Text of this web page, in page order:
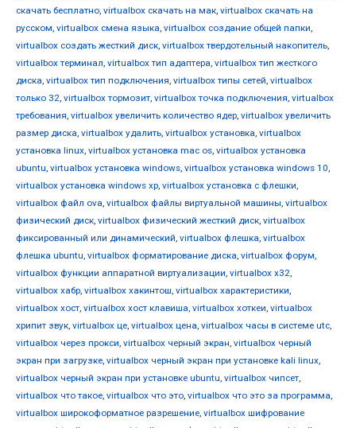
скачать бесплатно, virtualbox скачать на мак, virtualbox скачать на
русском, virtualbox смена языка, virtualbox создание общей папки,
virtualbox создать жесткий диск, virtualbox твердотельный накопитель,
virtualbox терминал, virtualbox тип адаптера, virtualbox тип жесткого
диска, virtualbox тип подключения, virtualbox типы сетей, virtualbox
только 32, virtualbox тормозит, virtualbox точка подключения, virtualbox
требования, virtualbox увеличить количество ядер, virtualbox увеличить
размер диска, virtualbox удалить, virtualbox установка, virtualbox
установка linux, virtualbox установка mac os, virtualbox установка
ubuntu, virtualbox установка windows, virtualbox установка windows 10,
virtualbox установка windows xp, virtualbox установка с флешки,
virtualbox файл ova, virtualbox файлы виртуальной машины, virtualbox
физический диск, virtualbox физический жесткий диск, virtualbox
фиксированный или динамический, virtualbox флешка, virtualbox
флешка ubuntu, virtualbox форматирование диска, virtualbox форум,
virtualbox функции аппаратной виртуализации, virtualbox х32,
virtualbox хабр, virtualbox хакинтош, virtualbox характеристики,
virtualbox хост, virtualbox хост клавиша, virtualbox хоткеи, virtualbox
хрипит звук, virtualbox це, virtualbox цена, virtualbox часы в системе utc,
virtualbox через прокси, virtualbox черный экран, virtualbox черный
экран при загрузке, virtualbox черный экран при установке kali linux,
virtualbox черный экран при установке ubuntu, virtualbox чипсет,
virtualbox что такое, virtualbox что это, virtualbox что это за программа,
virtualbox широкоформатное разрешение, virtualbox шифрование